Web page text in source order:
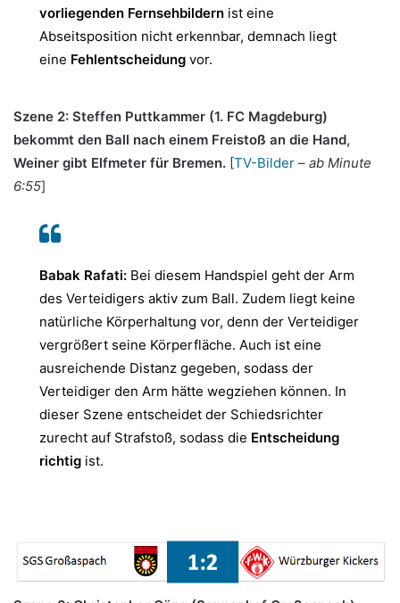
vorliegenden Fernsehbildern ist eine
Abseitsposition nicht erkennbar, demnach liegt
eine Fehlentscheidung vor.
Szene 2: Steffen Puttkammer (1. FC Magdeburg)
bekommt den Ball nach einem Freistoß an die Hand,
Weiner gibt Elfmeter für Bremen. [TV-Bilder – ab Minute
6:55]
Babak Rafati: Bei diesem Handspiel geht der Arm
des Verteidigers aktiv zum Ball. Zudem liegt keine
natürliche Körperhaltung vor, denn der Verteidiger
vergrößert seine Körperfläche. Auch ist eine
ausreichende Distanz gegeben, sodass der
Verteidiger den Arm hätte wegziehen können. In
dieser Szene entscheidet der Schiedsrichter
zurecht auf Strafstoß, sodass die Entscheidung
richtig ist.